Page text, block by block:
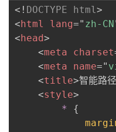
<! DOCTYPE html>
<html lang=" zh-CN
<head>
<meta charset
<meta name="
<title>智能路
<style>
*
{